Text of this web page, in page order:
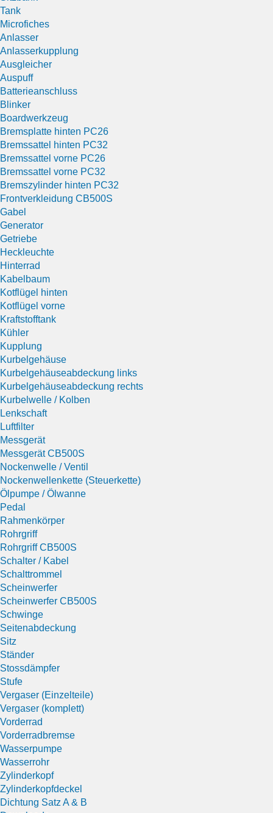
Tank
Microfiches
Anlasser
Anlasserkupplung
Ausgleicher
Auspuff
Batterieanschluss
Blinker
Boardwerkzeug
Bremsplatte hinten PC26
Bremssattel hinten PC32
Bremssattel vorne PC26
Bremssattel vorne PC32
Bremszylinder hinten PC32
Frontverkleidung CB500S
Gabel
Generator
Getriebe
Heckleuchte
Hinterrad
Kabelbaum
Kotflügel hinten
Kotflügel vorne
Kraftstofftank
Kühler
Kupplung
Kurbelgehäuse
Kurbelgehäuseabdeckung links
Kurbelgehäuseabdeckung rechts
Kurbelwelle / Kolben
Lenkschaft
Luftfilter
Messgerät
Messgerät CB500S
Nockenwelle / Ventil
Nockenwellenkette (Steuerkette)
Ölpumpe / Ölwanne
Pedal
Rahmenkörper
Rohrgriff
Rohrgriff CB500S
Schalter / Kabel
Schalttrommel
Scheinwerfer
Scheinwerfer CB500S
Schwinge
Seitenabdeckung
Sitz
Ständer
Stossdämpfer
Stufe
Vergaser (Einzelteile)
Vergaser (komplett)
Vorderrad
Vorderradbremse
Wasserpumpe
Wasserrohr
Zylinderkopf
Zylinderkopfdeckel
Dichtung Satz A & B